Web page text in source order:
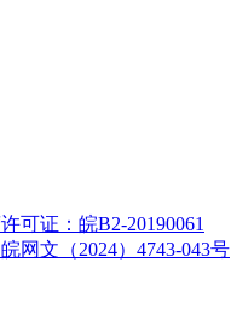
可证：皖B2-20190061
网文（2024）4743-043号